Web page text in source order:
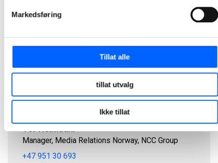
Markedsføring
Tillat alle
tillat utvalg
Ikke tillat
Tor Heimdahl
Manager, Media Relations Norway, NCC Group
+47 951 30 693